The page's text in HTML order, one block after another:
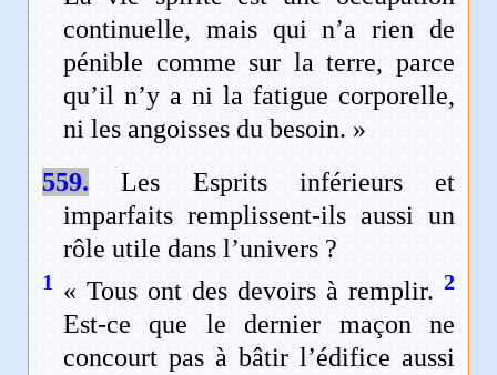
continuelle, mais qui n’a rien de
pénible comme sur la terre, parce
qu’il n’y a ni la fatigue corporelle,
ni les angoisses du besoin. »
559. Les Esprits inférieurs et
imparfaits remplissent-ils aussi un
rôle utile dans l’univers ?
1 « Tous ont des devoirs à remplir. 2
Est-ce que le dernier maçon ne
concourt pas à bâtir l’édifice aussi